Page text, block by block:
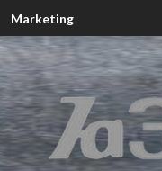
Marketing